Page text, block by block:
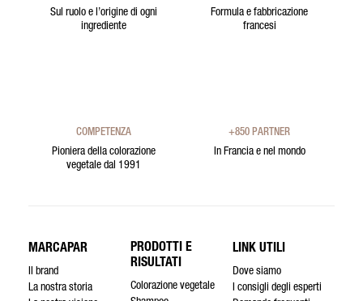
Sul ruolo e l’origine di ogni
ingrediente
Formula e fabbricazione
francesi
COMPETENZA
Pioniera della colorazione
vegetale dal 1991
+850 PARTNER
In Francia e nel mondo
MARCAPAR
Il brand
La nostra storia
PRODOTTI E
RISULTATI
Colorazione vegetale
LINK UTILI
Dove siamo
I consigli degli esperti